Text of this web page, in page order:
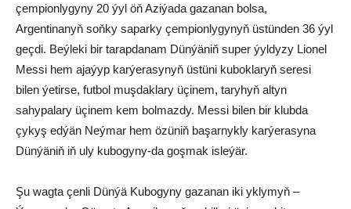
çempionlygyny 20 ýyl öň Aziýada gazanan bolsa,
Argentinanyň soňky saparky çempionlygynyň üstünden 36 ýyl
geçdi. Beýleki bir tarapdanam Dünýäniň super ýyldyzy Lionel
Messi hem ajaýyp karýerasynyň üstüni kuboklaryň seresi
bilen ýetirse, futbol muşdaklary üçinem, taryhyň altyn
sahypalary üçinem kem bolmazdy. Messi bilen bir klubda
çykyş edýän Neýmar hem özüniň başarnykly karýerasyna
Dünýäniň iň uly kubogyny-da goşmak isleýär.
Şu wagta çenli Dünýä Kubogyny gazanan iki yklymyň –